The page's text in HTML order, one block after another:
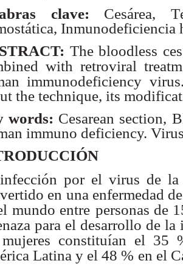
clave: Cesárea,
Inmunodeficiencia
The bloodless
with retroviral
immunodeficiency
the technique, its
words: Cesarean section,
immuno deficiency.
por el virus de la
en una enfermedad
mundo entre personas de
para el desarrollo de
constituían el 35
Latina y el 48 % en el